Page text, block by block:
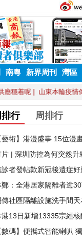
南粵 新界周刊 灣區